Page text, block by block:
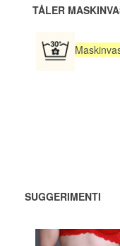
TÅLER
SUGGERIMENTI